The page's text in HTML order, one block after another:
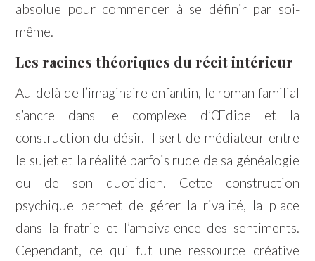
absolue pour commencer à se définir par soi-
même.
Les racines théoriques du récit intérieur
Au-delà de l’imaginaire enfantin, le roman familial
s’ancre dans le complexe d’Œdipe et la
construction du désir. Il sert de médiateur entre
le sujet et la réalité parfois rude de sa généalogie
ou de son quotidien. Cette construction
psychique permet de gérer la rivalité, la place
dans la fratrie et l’ambivalence des sentiments.
Cependant, ce qui fut une ressource créative